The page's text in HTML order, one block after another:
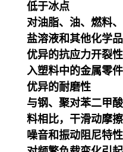
低于冰点
对油脂、油、燃料
盐溶液和其他化学
优异的抗应力开裂
入塑料中的金属零件
优异的耐磨性
与钢、聚对苯二甲
料相比，干滑动摩
噪音和振动阻尼特性